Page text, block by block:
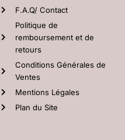
F.A.Q/ Contact
Politique de
remboursement et de
retours
Conditions Générales de
Ventes
Mentions Légales
Plan du Site